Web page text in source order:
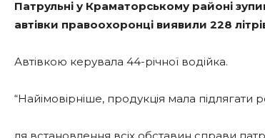
Патрульні у Краматорському районі
автівки правоохоронці виявили 228
Автівкою керувала 44-річної водійка.
“Найімовірніше, продукція мала підлягати